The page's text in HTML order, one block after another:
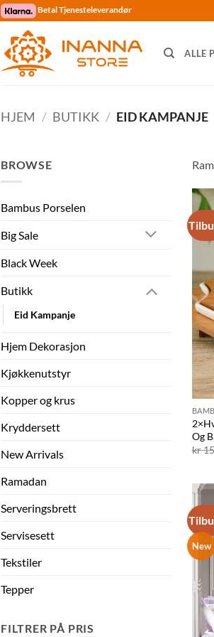
Betal Tjenesteleverandør
ALLE
HJEM / BUTIKK / EID KAMPANJE
BROWSE
Bambus Porselen
Big Sale
Black Week
Butikk
Eid Kampanje
Hjem Dekorasjon
Kjøkkenutstyr
Kopper og krus
Kryddersett
New Arrivals
Ramadan
Serveringsbrett
Servisesett
Tekstiler
Tepper
FILTRER PÅ PRIS
Og
kr
New